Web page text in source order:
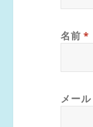
名前*
メール